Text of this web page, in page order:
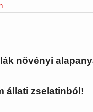
növényi
állati zselatinból!